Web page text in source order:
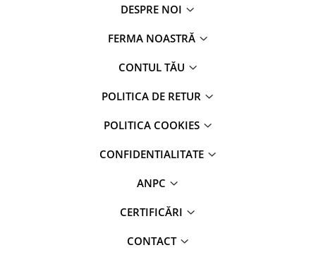
DESPRE NOI
FERMA NOASTRĂ
CONTUL TĂU
POLITICA DE RETUR
POLITICA COOKIES
CONFIDENTIALITATE
ANPC
CERTIFICĂRI
CONTACT